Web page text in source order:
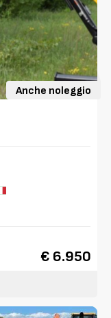
Anche noleggio
€ 6.950